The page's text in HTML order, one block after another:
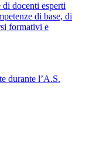
docenti esperti
di base, di
formativi e
durante l’A.S.